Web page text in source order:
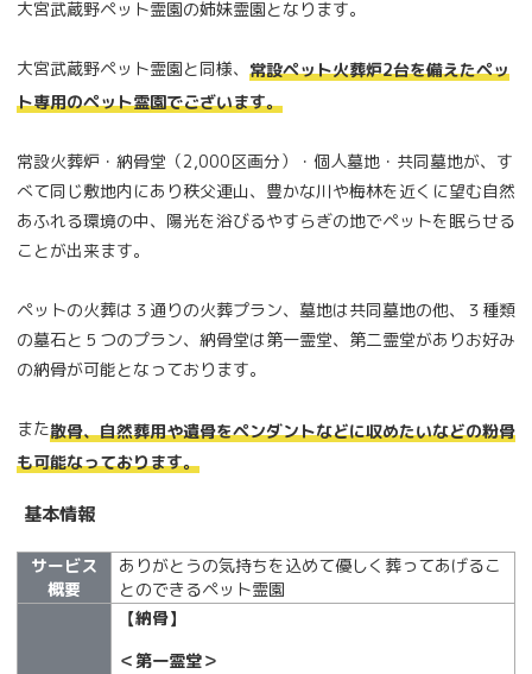
大宮武蔵野ペット霊園の姉妹霊園となります。
大宮武蔵野ペット霊園と同様、 常設ペット火葬炉2台を備えたペッ
ト専用のペット霊園でございます。
常設火葬炉・納骨堂（2,000区画分）・個人墓地・共同墓地が、す
べて同じ敷地内にあり秩父連山、豊かな川や梅林を近くに望む自然
あふれる環境の中、陽光を浴びるやすらぎの地でペットを眠らせる
ことが出来ます。
ペットの火葬は３通りの火葬プラン、墓地は共同墓地の他、３種類
の墓石と５つのプラン、納骨堂は第一霊堂、第二霊堂がありお好み
の納骨が可能となっております。
また散骨、自然葬用や遺骨をペンダントなどに収めたいなどの粉骨
も可能なっております。
基本情報
サービス
概要
ありがとうの気持ちを込めて優しく葬ってあげるこ
とのできるペット霊園
【納骨】
＜第一霊堂＞